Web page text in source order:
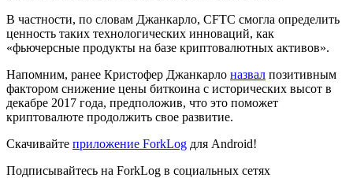
В частности, по словам Джанкарло, CFTC смогла определить
ценность таких технологических инноваций, как
«фьючерсные продукты на базе криптовалютных активов».
Напомним, ранее Кристофер Джанкарло назвал позитивным
фактором снижение цены биткоина с исторических высот в
декабре 2017 года, предположив, что это поможет
криптовалюте продолжить свое развитие.
Скачивайте приложение ForkLog для Android!
Подписывайтесь на ForkLog в социальных сетях